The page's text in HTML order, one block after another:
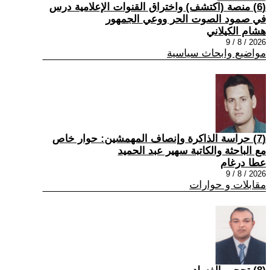
(6) منصة (اكتشف) واختراق القنوات الإعلامية درس
في صمود الصوت الحر ووعي الجمهور
هشام الكيلاني
2026 / 8 / 9
مواضيع وابحاث سياسية
(7) حراسة الذاكرة وإنصاف المهمشين: حوار خاص
مع الباحثة والكاتبة سهير عبد الحميد
عطا درغام
2026 / 8 / 9
مقابلات و حوارات